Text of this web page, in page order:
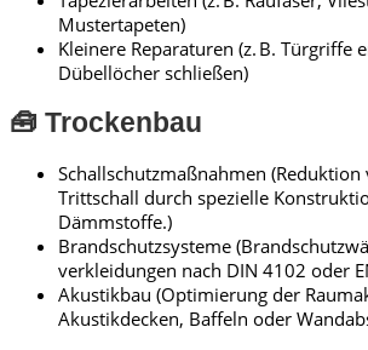
Mustertapeten)
Kleinere Reparaturen (z. B. Türgriffe
Dübellöcher schließen)
🧰 Trockenbau
Schallschutzmaßnahmen
Trittschall durch spezielle
Dämmstoffe.)
Brandschutzsysteme
verkleidungen nach DIN 4102 oder
Akustikbau (Optimierung der
Akustikdecken, Baffeln oder